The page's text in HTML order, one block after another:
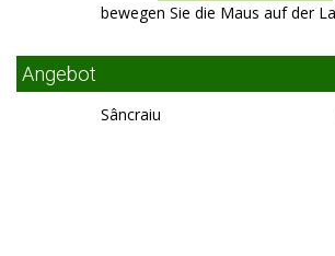
bewegen Sie die Maus auf der
Angebot
Sâncraiu